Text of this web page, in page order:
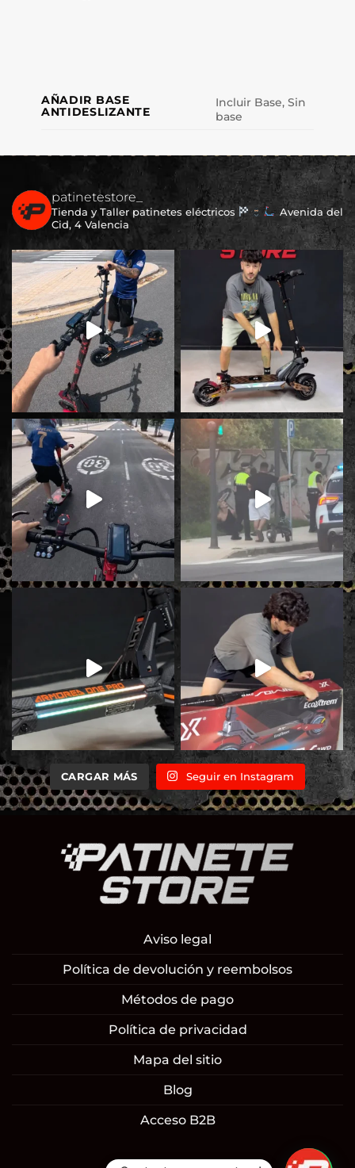
AÑADIR BASE
ANTIDESLIZANTE
Incluir Base, Sin
base
patinetestore_
Tienda y Taller patinetes eléctricos
Avenida del
Cid, 4 Valencia
CARGAR MÁS Seguir en Instagram
Aviso legal
Política de devolución y reembolsos
Métodos de pago
Política de privacidad
Mapa del sitio
Blog
Acceso B2B